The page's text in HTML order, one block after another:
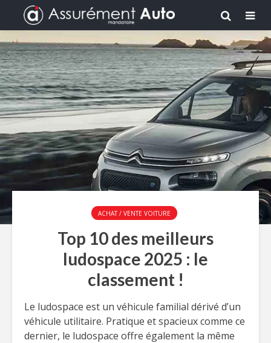
ACHAT / VENTE VOITURE
Top 10 des meilleurs
ludospace 2025 : le
classement !
Le ludospace est un véhicule familial dérivé d’un
véhicule utilitaire. Pratique et spacieux comme ce
dernier, le ludospace offre également la même